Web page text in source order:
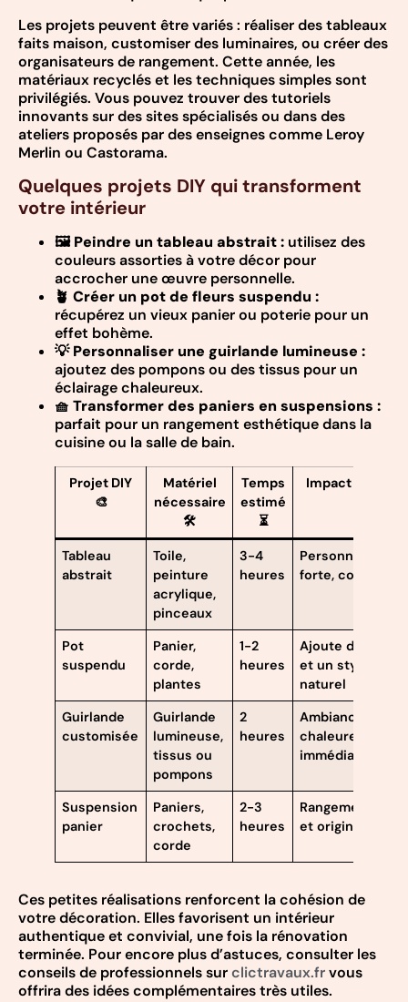
Les projets peuvent être variés : réaliser des tableaux
faits maison, customiser des luminaires, ou créer des
organisateurs de rangement. Cette année, les
matériaux recyclés et les techniques simples sont
privilégiés. Vous pouvez trouver des tutoriels
innovants sur des sites spécialisés ou dans des
ateliers proposés par des enseignes comme Leroy
Merlin ou Castorama.
Quelques projets DIY qui transforment
votre intérieur
🖼️Peindre un tableau abstrait : utilisez des
couleurs assorties à votre décor pour
accrocher une œuvre personnelle.
🪴 Créer un pot de fleurs suspendu :
récupérez un vieux panier ou poterie pour un
effet bohème.
💡Personnaliser une guirlande lumineuse :
ajoutez des pompons ou des tissus pour un
éclairage chaleureux.
🧺 Transformer des paniers en suspensions :
parfait pour un rangement esthétique dans la
cuisine ou la salle de bain.
Projet DIY
🎨
Matériel
nécessaire
🛠️
Temps
estimé
⏳
Impact déco 💥
Tableau
abstrait
Toile,
peinture
acrylique,
pinceaux
3-4
heures
Personnalisation
forte, colorée
Pot
suspendu
Panier,
corde,
plantes
1-2
heures
Ajoute de la vie
et un style
naturel
Guirlande
customisée
Guirlande
lumineuse,
tissus ou
pompons
2
heures
Ambiance
chaleureuse
immédiate
Suspension
panier
Paniers,
crochets,
corde
2-3
heures
Rangement stylé
et original
Ces petites réalisations renforcent la cohésion de
votre décoration. Elles favorisent un intérieur
authentique et convivial, une fois la rénovation
terminée. Pour encore plus d’astuces, consulter les
conseils de professionnels surclictravaux.frvous
offrira des idées complémentaires très utiles.